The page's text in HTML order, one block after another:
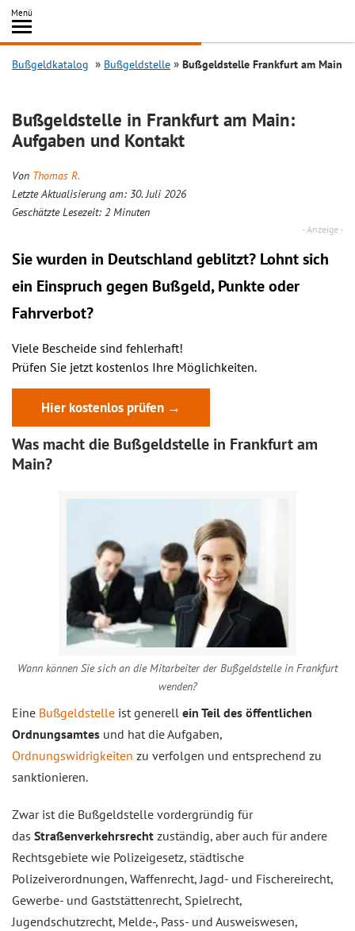
Inhalt
springen
Menü
Search
Bußgeldkatalog Bußgeldstelle Bußgeldstelle Frankfurt am Main
Bußgeldstelle in Frankfurt am Main:
Aufgaben und Kontakt
Von Thomas R.
Letzte Aktualisierung am: 30. Juli 2026
Geschätzte Lesezeit: 2 Minuten
Sie wurden in Deutschland geblitzt? Lohnt sich
ein Einspruch gegen Bußgeld, Punkte oder
Fahrverbot?
Viele Bescheide sind fehlerhaft!
Prüfen Sie jetzt kostenlos Ihre Möglichkeiten.
Hier kostenlos prüfen →
Was macht die Bußgeldstelle in Frankfurt am
Main?
Wann können Sie sich an die Mitarbeiter der Bußgeldstelle in Frankfurt
wenden?
Eine Bußgeldstelle ist generell ein Teil des öffentlichen
Ordnungsamtes und hat die Aufgaben,
Ordnungswidrigkeiten zu verfolgen und entsprechend zu
sanktionieren.
Zwar ist die Bußgeldstelle vordergründig für
das Straßenverkehrsrecht zuständig, aber auch für andere
Rechtsgebiete wie Polizeigesetz, städtische
Polizeiverordnungen, Waffenrecht, Jagd- und Fischereirecht,
Gewerbe- und Gaststättenrecht, Spielrecht,
Jugendschutzrecht, Melde-, Pass- und Ausweiswesen,